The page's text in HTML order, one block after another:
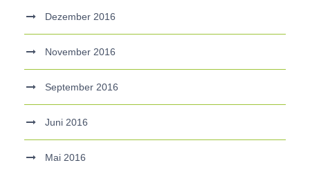
Dezember 2016
November 2016
September 2016
Juni 2016
Mai 2016